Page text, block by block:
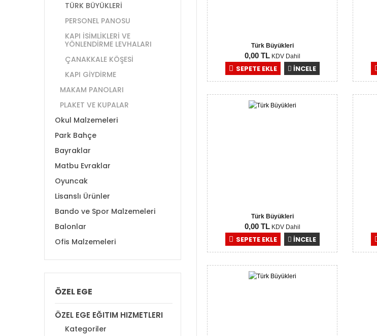
TÜRK BÜYÜKLERİ
PERSONEL PANOSU
KAPI İSİMLİKLERİ VE
YÖNLENDİRME LEVHALARI
ÇANAKKALE KÖŞESİ
KAPI GİYDİRME
MAKAM PANOLARI
PLAKET VE KUPALAR
Okul Malzemeleri
Park Bahçe
Bayraklar
Matbu Evraklar
Oyuncak
Lisanslı Ürünler
Bando ve Spor Malzemeleri
Balonlar
Ofis Malzemeleri
ÖZEL EGE
ÖZEL EGE EĞITIM HIZMETLERI
Kategoriler
Türk Büyükleri
0,00 TLKDV Dahil
SEPETE EKLE İNCELE
Türk Büyükleri
0,00 TLKDV Dahil
SEPETE EKLE İNCELE